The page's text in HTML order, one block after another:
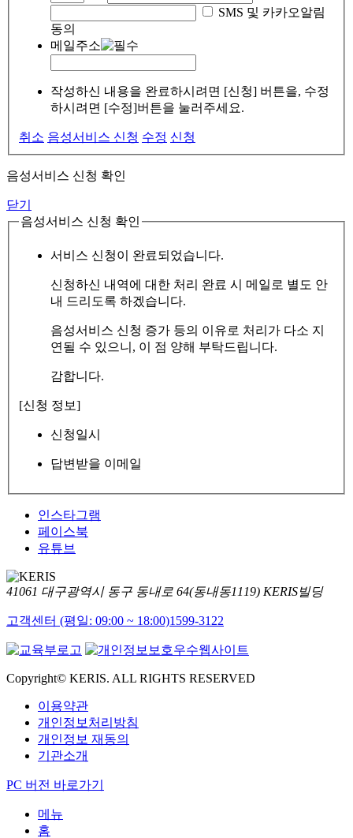
SMS 및 카카오알림
동의
메일주소
작성하신 내용을 완료하시려면 [신청] 버튼을, 수정
하시려면 [수정]버튼을 눌러주세요.
취소 음성서비스 신청 수정 신청
음성서비스 신청 확인
닫기
음성서비스 신청 확인
서비스 신청이 완료되었습니다.
신청하신 내역에 대한 처리 완료 시 메일로 별도 안
내 드리도록 하겠습니다.
음성서비스 신청 증가 등의 이유로 처리가 다소 지
연될 수 있으니, 이 점 양해 부탁드립니다.
감합니다.
[신청 정보]
신청일시
답변받을 이메일
인스타그램
페이스북
유튜브
41061 대구광역시 동구 동내로 64(동내동1119) KERIS빌딩
고객센터 (평일: 09:00 ~ 18:00)1599-3122
Copyright© KERIS. ALL RIGHTS RESERVED
이용약관
개인정보처리방침
개인정보 재동의
기관소개
PC 버전 바로가기
메뉴
홈